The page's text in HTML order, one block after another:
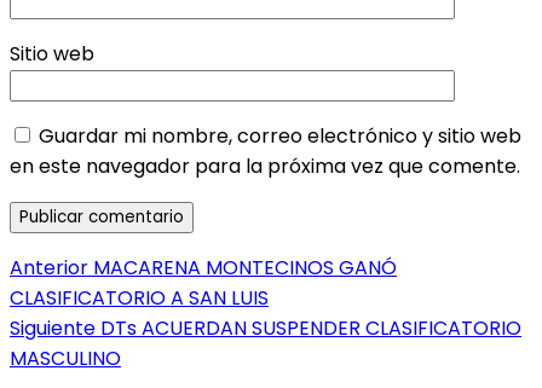
Sitio web
Guardar mi nombre, correo electrónico y sitio web
en este navegador para la próxima vez que comente.
Navegación
de
entradas
Anterior Entrada
anterior:
MACARENA MONTECINOS GANÓ
CLASIFICATORIO A SAN LUIS
Siguiente Entrada
siguiente:
DTs ACUERDAN SUSPENDER CLASIFICATORIO
MASCULINO